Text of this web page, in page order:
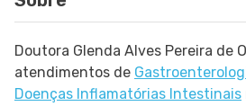
Doutora Glenda Alves Pereira de
atendimentos de
Doenças Inflamatórias Intestinais